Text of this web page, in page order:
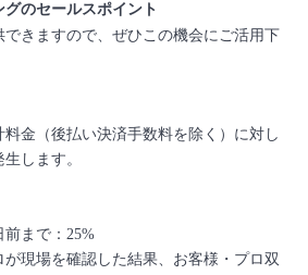
のセールスポイント
きますので、ぜひこの機会にご活用下
金（後払い決済手数料を除く）に対し
します。
前まで：25%
現場を確認した結果、お客様・プロ双